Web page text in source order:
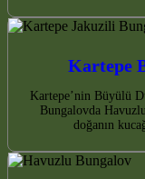
Kartepe
Kartepe’nin Büyülü
Bungalovda
doğanın